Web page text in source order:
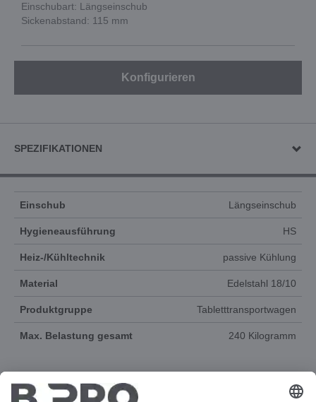
Einschubart: Längseinschub
Sickenabstand: 115 mm
Konfigurieren
SPEZIFIKATIONEN
Einschub Längseinschub
Hygieneausführung HS
Heiz-/Kühltechnik passive Kühlung
Material Edelstahl 18/10
Produktgruppe Tabletttransportwagen
Max. Belastung gesamt 240 Kilogramm